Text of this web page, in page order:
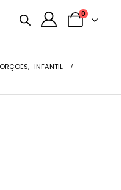
0
, INFANTIL